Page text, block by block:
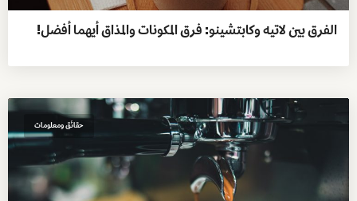
الفرق بين لاتيه وكابتشينو: فرق المكونات والمذاق أيهما أفضل!
حقائق ومعلومات